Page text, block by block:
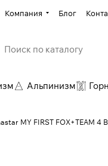
Компания Блог
Альпинизм
MY FIRST FOX+TEAM 4